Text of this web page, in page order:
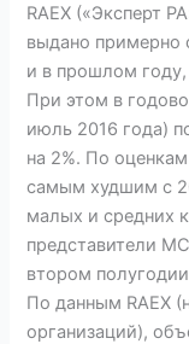
RAEX («Эксперт
выдано примерно
и в прошлом
При этом в
июль 2016 года)
на 2%. По
самым худшим с
малых и средних
представители
втором
По данным RAEX
организаций),